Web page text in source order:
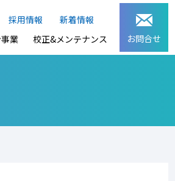
お問合せ
採用情報
新着情報
業 校正&メンテナンス